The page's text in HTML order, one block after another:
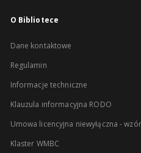
O Bibliotece
Dane kontaktowe
Regulamin
Informacje techniczne
Klauzula informacyjna RODO
Umowa licencyjna niewyłączna - wzór
Klaster WMBC